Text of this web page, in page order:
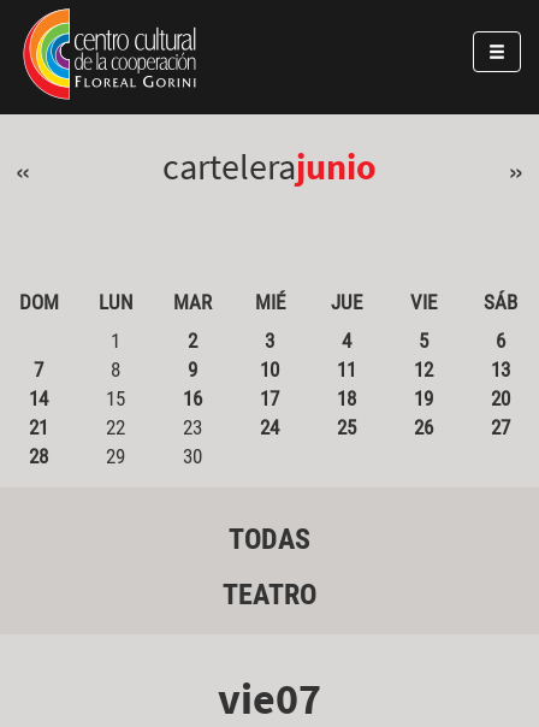
Pasar al contenido principal
Jump to main content
« cartelerajunio »
DOM LUN MAR MIÉ JUE VIE
SÁB
1
2 3 4 5
6
7
8 9 10 11 12
13
14
15 16 17 18 19
20
21
22 23 24 25 26
27
28
29 30
TODAS
TEATRO
vie07